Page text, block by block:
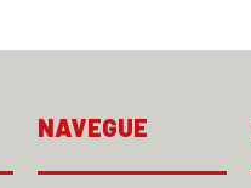
NAVEGUE